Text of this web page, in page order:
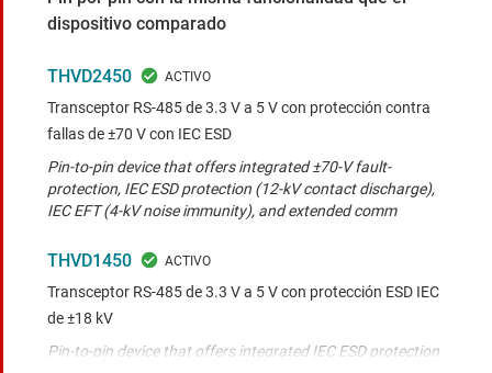
dispositivo comparado
THVD2450
Transceptor RS-485 de 3.3 V a 5 V con protección contra
fallas de ±70 V con IEC ESD
Pin-to-pin device that offers integrated ±70-V fault-
protection, IEC ESD protection (12-kV contact discharge),
IEC EFT (4-kV noise immunity), and extended comm
THVD1450
Transceptor RS-485 de 3.3 V a 5 V con protección ESD IEC
de ±18 kV
Pin-to-pin device that offers integrated IEC ESD protection